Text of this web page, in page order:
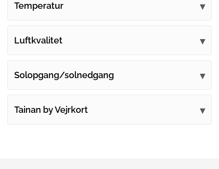
Temperatur
Luftkvalitet
Solopgang/solnedgang
Tainan by Vejrkort